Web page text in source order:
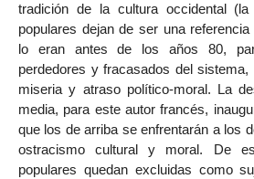
tradición de la cultura occidental
populares dejan de ser una
lo eran antes de los años 80,
perdedores y fracasados del
miseria y atraso político-moral. La
media, para este autor francés,
que los de arriba se enfrentarán a los
ostracismo cultural y moral. De
populares quedan excluidas como